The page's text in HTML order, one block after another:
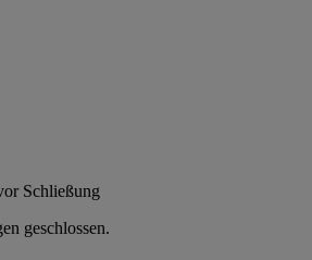
Schließung
geschlossen.